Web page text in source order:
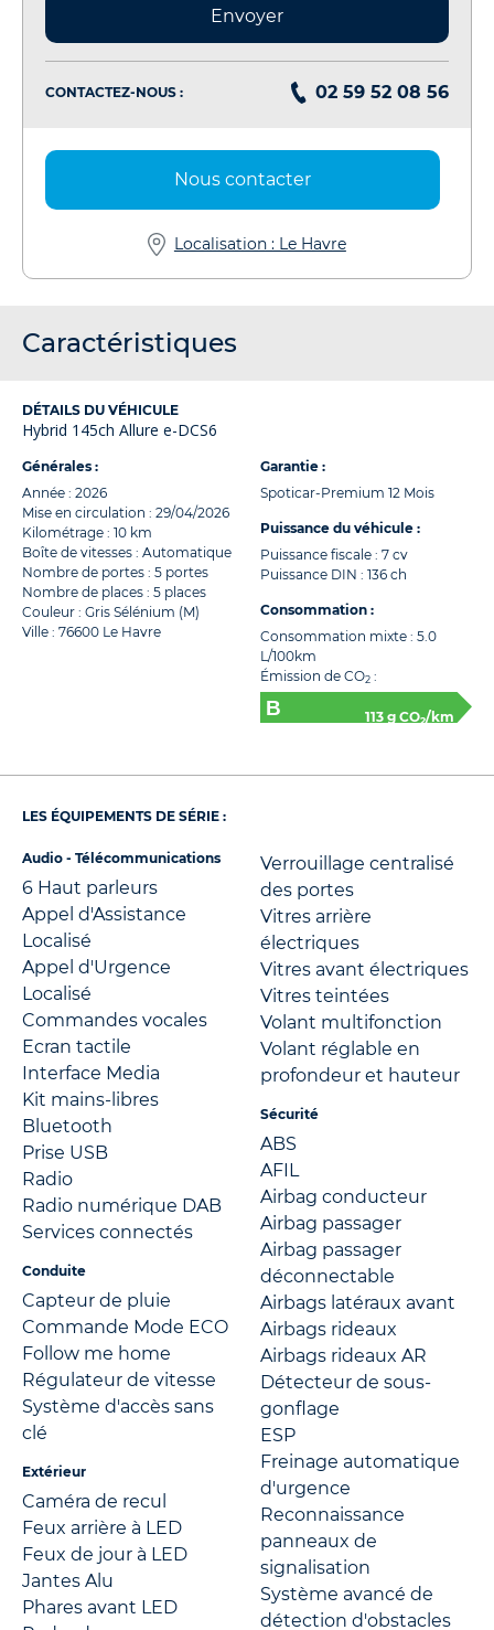
Envoyer
CONTACTEZ-NOUS : 02 59 52 08 56
Nous contacter
Localisation : Le Havre
Caractéristiques
DÉTAILS DU VÉHICULE
Hybrid 145ch Allure e-DCS6
Générales :
Année : 2026
Mise en circulation : 29/04/2026
Kilométrage : 10 km
Boîte de vitesses : Automatique
Nombre de portes : 5 portes
Nombre de places : 5 places
Couleur : Gris Sélénium (M)
Ville : 76600 Le Havre
Garantie :
Spoticar-Premium 12 Mois
Puissance du véhicule :
Puissance fiscale : 7 cv
Puissance DIN : 136 ch
Consommation :
Consommation mixte : 5.0
L/100km
Émission de CO2 :
113 g CO2/km
LES ÉQUIPEMENTS DE SÉRIE :
Audio - Télécommunications
6 Haut parleurs
Appel d'Assistance
Localisé
Appel d'Urgence
Localisé
Commandes vocales
Ecran tactile
Interface Media
Kit mains-libres
Bluetooth
Prise USB
Radio
Radio numérique DAB
Services connectés
Conduite
Capteur de pluie
Commande Mode ECO
Follow me home
Régulateur de vitesse
Système d'accès sans
clé
Extérieur
Caméra de recul
Feux arrière à LED
Feux de jour à LED
Jantes Alu
Phares avant LED
Verrouillage centralisé
des portes
Vitres arrière
électriques
Vitres avant électriques
Vitres teintées
Volant multifonction
Volant réglable en
profondeur et hauteur
Sécurité
ABS
AFIL
Airbag conducteur
Airbag passager
Airbag passager
déconnectable
Airbags latéraux avant
Airbags rideaux
Airbags rideaux AR
Détecteur de sous-
gonflage
ESP
Freinage automatique
d'urgence
Reconnaissance
panneaux de
signalisation
Système avancé de
détection d'obstacles